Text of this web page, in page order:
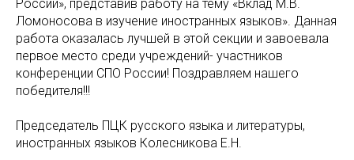
России», представив работу на тему «Вклад М.В.
Ломоносова в изучение иностранных языков». Данная
работа оказалась лучшей в этой секции и завоевала
первое место среди учреждений- участников
конференции СПО России! Поздравляем нашего
победителя!!!
Председатель ПЦК русского языка и литературы,
иностранных языков Колесникова Е.Н.